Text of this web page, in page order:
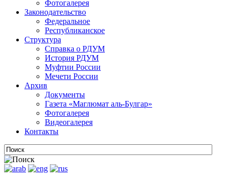
Фотогалерея
Законодательство
Федеральное
Республиканское
Структура
Справка о РДУМ
История РДУМ
Муфтии России
Мечети России
Архив
Документы
Газета «Маглюмат аль-Булгар»
Фотогалерея
Видеогалерея
Контакты